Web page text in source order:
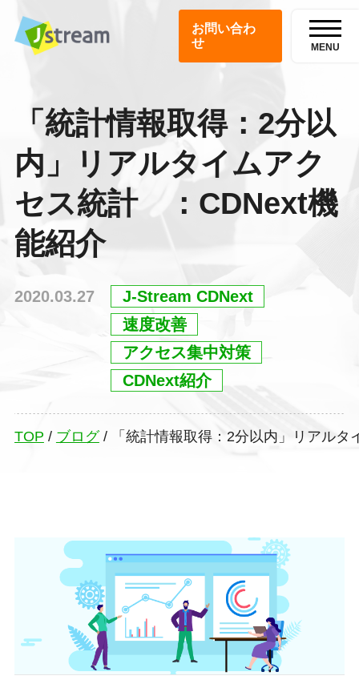
お問い合わ
せ
MENU
「統計情報取得：2分以
内」リアルタイムアク
セス統計 ：CDNext機
能紹介
2020.03.27
J-Stream CDNext
速度改善
アクセス集中対策
CDNext紹介
TOP / ブログ/ 「統計情報取得：2分以内」リアル